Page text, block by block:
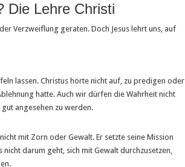
Die Lehre Christi
Verzweiflung geraten. Doch Jesus lehrt uns, auf
lassen. Christus hörte nicht auf, zu predigen oder
hatte. Auch wir dürfen die Wahrheit nicht
angesehen zu werden.
mit Zorn oder Gewalt. Er setzte seine Mission
darum geht, sich mit Gewalt durchzusetzen,